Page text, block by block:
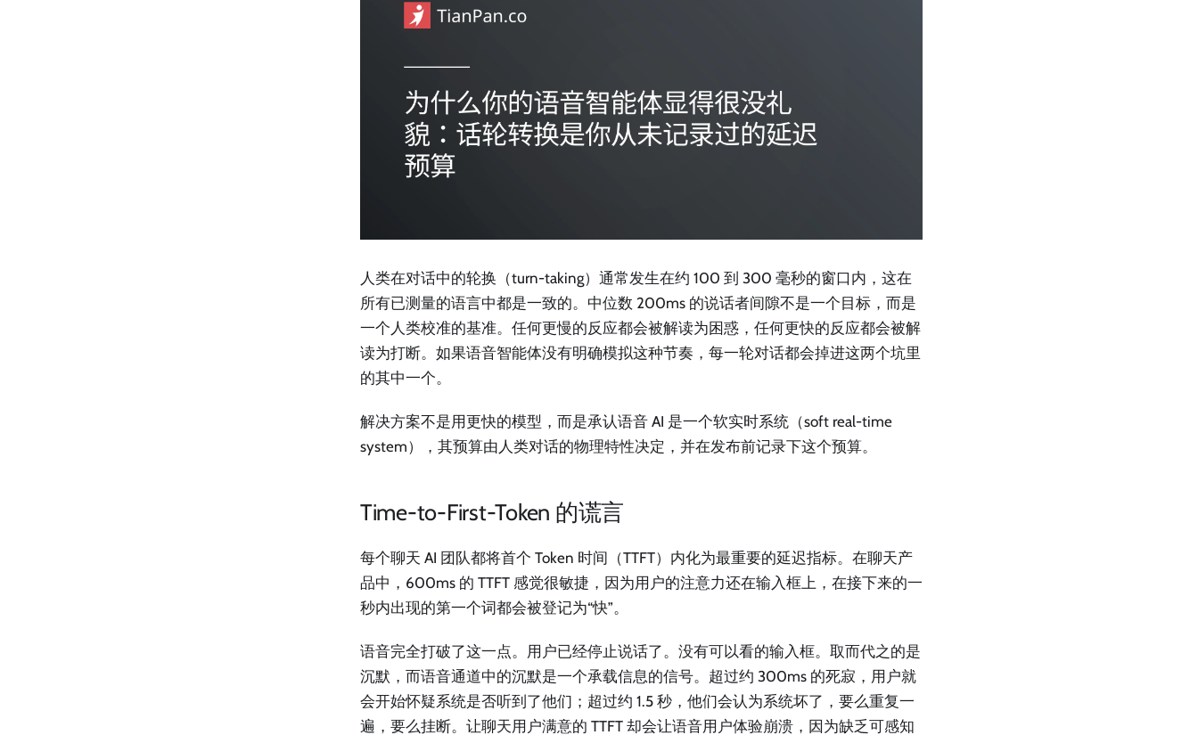
人类在对话中的轮换（turn-taking）通常发生在约 100 到 300 毫秒的窗口内，这在
所有已测量的语言中都是一致的。中位数 200ms 的说话者间隙不是一个目标，而是
一个人类校准的基准。任何更慢的反应都会被解读为困惑，任何更快的反应都会被解
读为打断。如果语音智能体没有明确模拟这种节奏，每一轮对话都会掉进这两个坑里
的其中一个。
解决方案不是用更快的模型，而是承认语音 AI 是一个软实时系统（soft real-time
system），其预算由人类对话的物理特性决定，并在发布前记录下这个预算。
Time-to-First-Token 的谎言
每个聊天 AI 团队都将首个 Token 时间（TTFT）内化为最重要的延迟指标。在聊天产
品中，600ms 的 TTFT 感觉很敏捷，因为用户的注意力还在输入框上，在接下来的一
秒内出现的第一个词都会被登记为“快”。
语音完全打破了这一点。用户已经停止说话了。没有可以看的输入框。取而代之的是
沉默，而语音通道中的沉默是一个承载信息的信号。超过约 300ms 的死寂，用户就
会开始怀疑系统是否听到了他们；超过约 1.5 秒，他们会认为系统坏了，要么重复一
遍，要么挂断。让聊天用户满意的 TTFT 却会让语音用户体验崩溃，因为缺乏可感知